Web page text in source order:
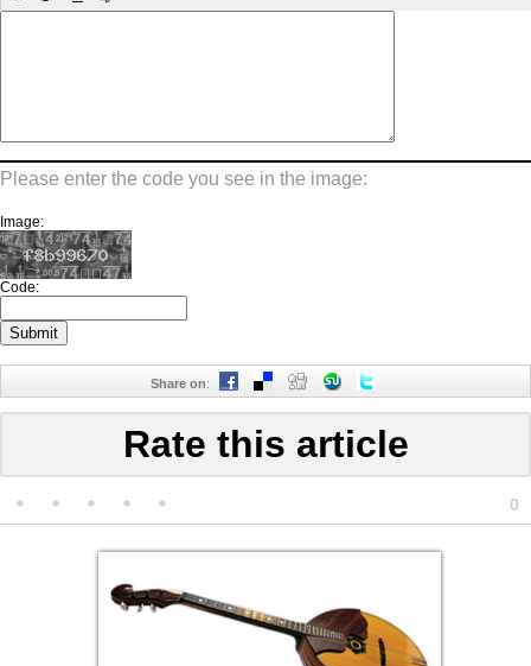
Please enter the code you see in the image:
Image:
Code:
Share on:
Rate this article
0